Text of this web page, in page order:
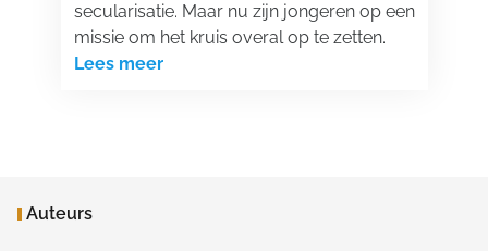
secularisatie. Maar nu zijn jongeren op een
missie om het kruis overal op te zetten.
Lees meer
Auteurs